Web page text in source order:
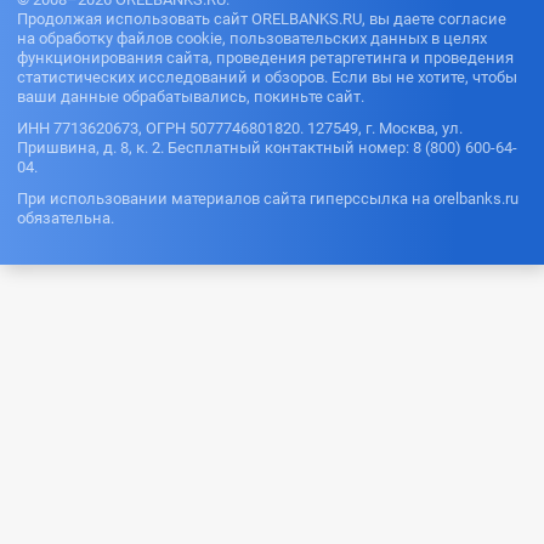
Продолжая использовать сайт ORELBANKS.RU, вы даете согласие
на обработку файлов cookie, пользовательских данных в целях
функционирования сайта, проведения ретаргетинга и проведения
статистических исследований и обзоров. Если вы не хотите, чтобы
ваши данные обрабатывались, покиньте сайт.
ИНН 7713620673, ОГРН 5077746801820. 127549, г. Москва, ул.
Пришвина, д. 8, к. 2. Бесплатный контактный номер: 8 (800) 600-64-
04.
При использовании материалов сайта гиперссылка на orelbanks.ru
обязательна.